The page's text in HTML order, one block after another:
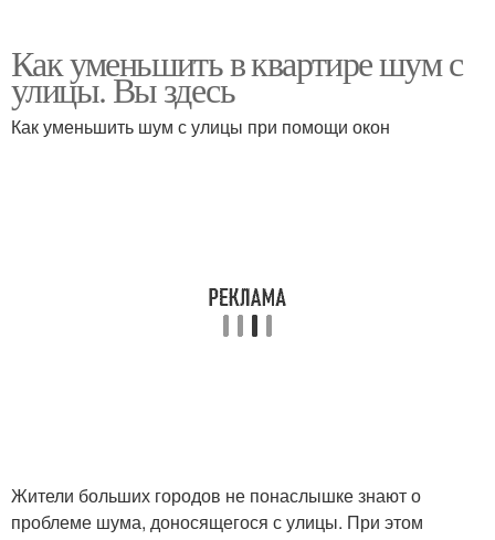
Как уменьшить в квартире шум с
улицы. Вы здесь
Как уменьшить шум с улицы при помощи окон
Жители больших городов не понаслышке знают о
проблеме шума, доносящегося с улицы. При этом